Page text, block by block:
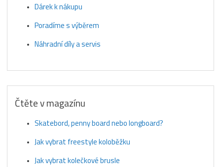
Dárek k nákupu
Poradíme s výběrem
Náhradní díly a servis
Čtěte v magazínu
Skatebord, penny board nebo longboard?
Jak vybrat freestyle koloběžku
Jak vybrat kolečkové brusle